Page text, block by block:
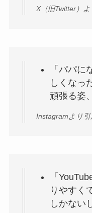
X（旧Twitter）
「パパに
しくなっ
頑張る姿
Instagramより引
「
りやすく
しかない